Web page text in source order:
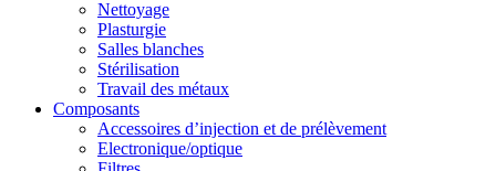
Nettoyage
Plasturgie
Salles blanches
Stérilisation
Travail des métaux
Composants
Accessoires d’injection et de prélèvement
Electronique/optique